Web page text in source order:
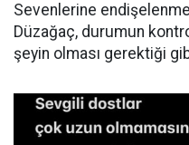
Sevenlerine
Düzağaç, durumun
şeyin olması gerektiği